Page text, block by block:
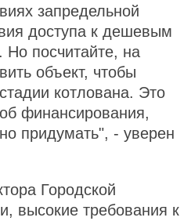
запредельной
доступа к дешевым
посчитайте, на
объект, чтобы
котлована. Это
финансирования,
придумать", - уверен
Городской
высокие требования к